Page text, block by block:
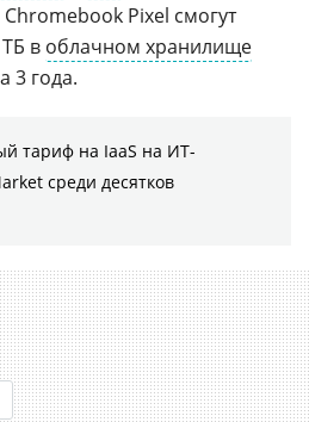
Pixel смогут
в облачном хранилище
3 года.
тариф на IaaS на ИТ-
среди десятков